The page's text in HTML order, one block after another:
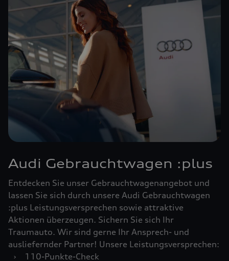
Audi Gebrauchtwagen :plus
Entdecken Sie unser Gebrauchtwagenangebot und
lassen Sie sich durch unsere Audi Gebrauchtwagen
:plus Leistungsversprechen sowie attraktive
Aktionen überzeugen. Sichern Sie sich Ihr
Traumauto. Wir sind gerne Ihr Ansprech- und
ausliefernder Partner! Unsere Leistungsversprechen:
›
110-Punkte-Check